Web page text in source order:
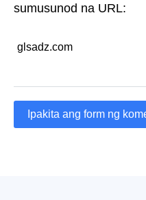
sumusunod na URL:
glsadz.com
Ipakita ang form ng